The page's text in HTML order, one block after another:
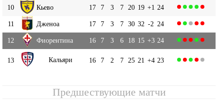
10 Кьево 17 7 3 7 20 19 +1 24
11 Дженоа 17 7 3 7 30 32 -2 24
12 Фиорентина 16 7 3 6 18 15 +3 24
13 Кальяри 16 7 2 7 25 21 +4 23
Предшествующие матчи